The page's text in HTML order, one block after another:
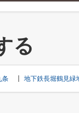
る
条 地下鉄長堀鶴見緑